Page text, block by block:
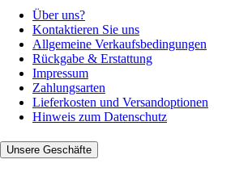
Über uns?
Kontaktieren Sie uns
Allgemeine Verkaufsbedingungen
Rückgabe & Erstattung
Impressum
Zahlungsarten
Lieferkosten und Versandoptionen
Hinweis zum Datenschutz
Unsere Geschäfte